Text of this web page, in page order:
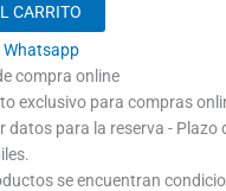
CARRITO
compra online
exclusivo para compras
datos para la reserva - Plazo
se encuentran